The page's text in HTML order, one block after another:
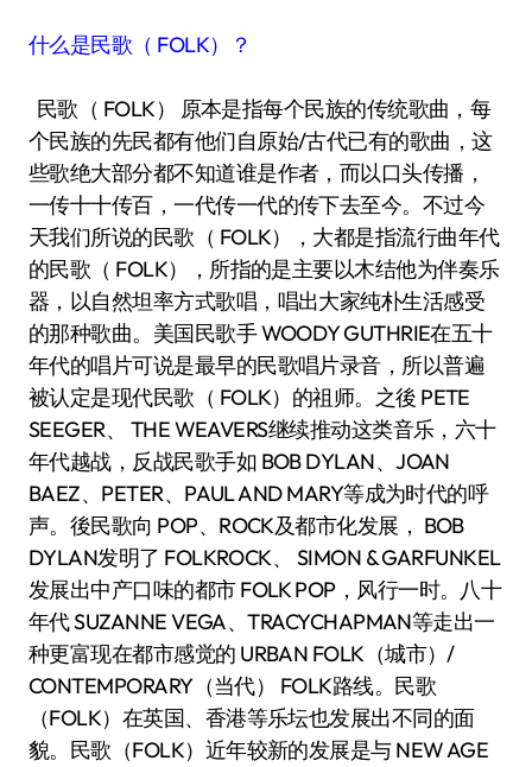
什么是民歌（ FOLK）？
民歌（ FOLK） 原本是指每个民族的传统歌曲，每
个民族的先民都有他们自原始/古代已有的歌曲，这
些歌绝大部分都不知道谁是作者，而以口头传播，
一传十十传百，一代传一代的传下去至今。不过今
天我们所说的民歌（ FOLK），大都是指流行曲年代
的民歌（ FOLK），所指的是主要以木结他为伴奏乐
器，以自然坦率方式歌唱，唱出大家纯朴生活感受
的那种歌曲。美国民歌手 WOODY GUTHRIE在五十
年代的唱片可说是最早的民歌唱片录音，所以普遍
被认定是现代民歌（ FOLK）的祖师。之後 PETE
SEEGER、 THE WEAVERS继续推动这类音乐，六十
年代越战，反战民歌手如 BOB DYLAN、JOAN
BAEZ、PETER、PAUL AND MARY等成为时代的呼
声。後民歌向 POP、ROCK及都市化发展， BOB
DYLAN发明了 FOLKROCK、 SIMON & GARFUNKEL
发展出中产口味的都市 FOLK POP，风行一时。八十
年代 SUZANNE VEGA、TRACYCHAPMAN等走出一
种更富现在都市感觉的 URBAN FOLK（城市）/
CONTEMPORARY（当代） FOLK路线。民歌
（FOLK）在英国、香港等乐坛也发展出不同的面
貌。民歌（FOLK）近年较新的发展是与 NEW AGE